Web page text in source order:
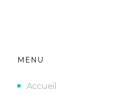
MENU
Accueil